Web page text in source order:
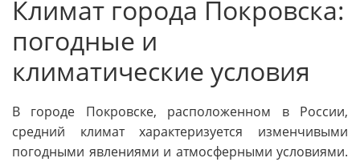
Климат города Покровска:
погодные и
климатические условия
В городе Покровске, расположенном в России,
средний климат характеризуется изменчивыми
погодными явлениями и атмосферными условиями.